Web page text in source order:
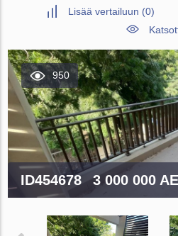
Lisää vertailuun (0)
950
ID454678 3 000 000